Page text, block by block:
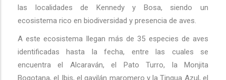
las localidades de Kennedy y Bosa, siendo un
ecosistema rico en biodiversidad y presencia de aves.
A este ecosistema llegan más de 35 especies de aves
identificadas hasta la fecha, entre las cuales se
encuentra el Alcaraván, el Pato Turro, la Monjita
Bogotana, el Ibis, el gavilán maromero y la Tingua Azul, el